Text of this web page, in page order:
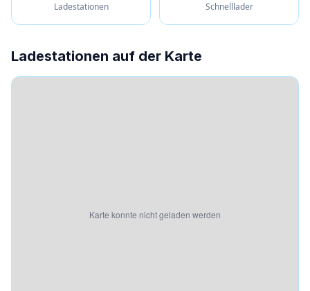
Ladestationen Schnelllader
Ladestationen auf der Karte
Karte konnte nicht geladen werden